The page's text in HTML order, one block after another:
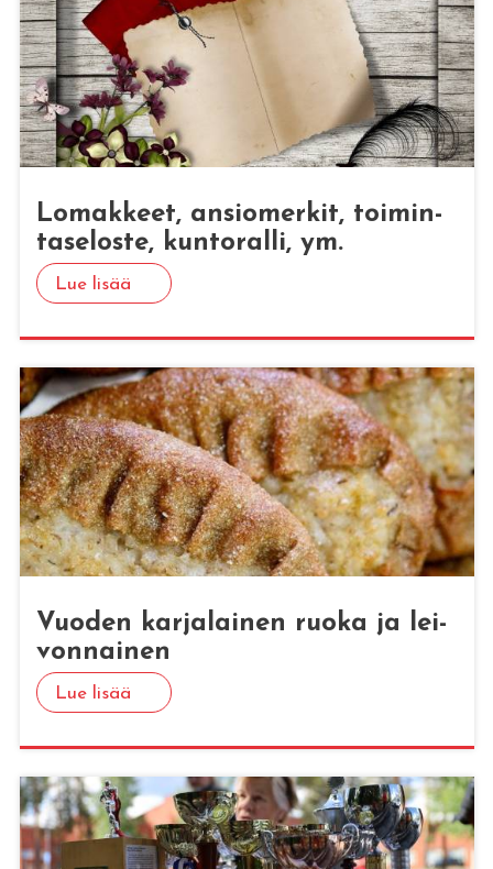
Lo­mak­keet, an­sio­mer­kit, toi­min­
ta­se­los­te, kun­to­ral­li, ym.
Lue lisää
Vuo­den kar­ja­lai­nen ruoka ja lei­
von­nai­nen
Lue lisää